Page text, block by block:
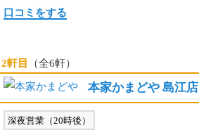
口コミをする
2軒目 （全6軒）
本家かまどや 島江店
深夜営業（20時後）